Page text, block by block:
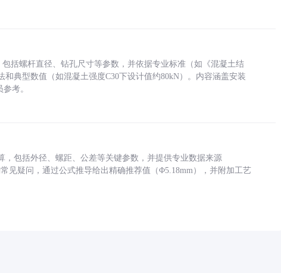
括螺杆直径、钻孔尺寸等参数，并依据专业标准（如《混凝土结
典型数值（如混凝土强度C30下设计值约80kN）。内容涵盖安装
考。
，包括外径、螺距、公差等关键参数，并提供专业数据来源
见疑问，通过公式推导给出精确推荐值（Φ5.18mm），并附加工艺